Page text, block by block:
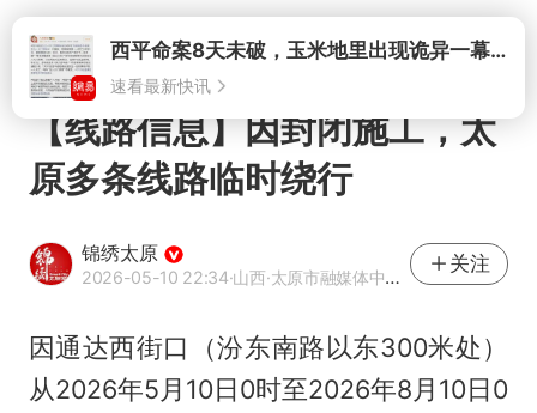
打开西平命案8天未破，玉米地里出现诡异一幕，我突然想起了欧金中
速看最新快讯
【线路信息】因封闭施工，太
原多条线路临时绕行
锦绣太原
2026-05-10 22:34·山西·太原市融媒体中心官方账号
关注
因通达西街口（汾东南路以东300米处）
从2026年5月10日0时至2026年8月10日0